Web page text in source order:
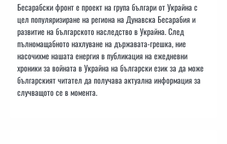
Бесарабски фронт е проект на група българи от Украйна с
цел популяризиране на региона на Дунавска Бесарабия и
развитие на българското наследство в Украйна. След
пълномащабното нахлуване на държавата-грешка, ние
насочихме нашата енергия в публикация на ежедневни
хроники за войната в Украйна на български език за да може
българският читател да получава актуална информация за
случващото се в момента.